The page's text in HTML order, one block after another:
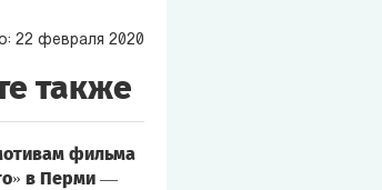
22 февраля 2020
также
фильма
в Перми —